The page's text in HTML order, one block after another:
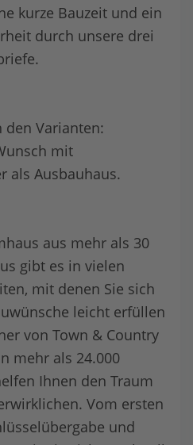
kurze Bauzeit und ein
durch unsere drei
den Varianten:
mit
als Ausbauhaus.
aus mehr als 30
gibt es in vielen
mit denen Sie sich
leicht erfüllen
von Town & Country
mehr als 24.000
Ihnen den Traum
Vom ersten
und